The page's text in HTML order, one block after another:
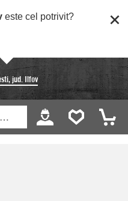
este cel potrivit?
jud. Ilfov